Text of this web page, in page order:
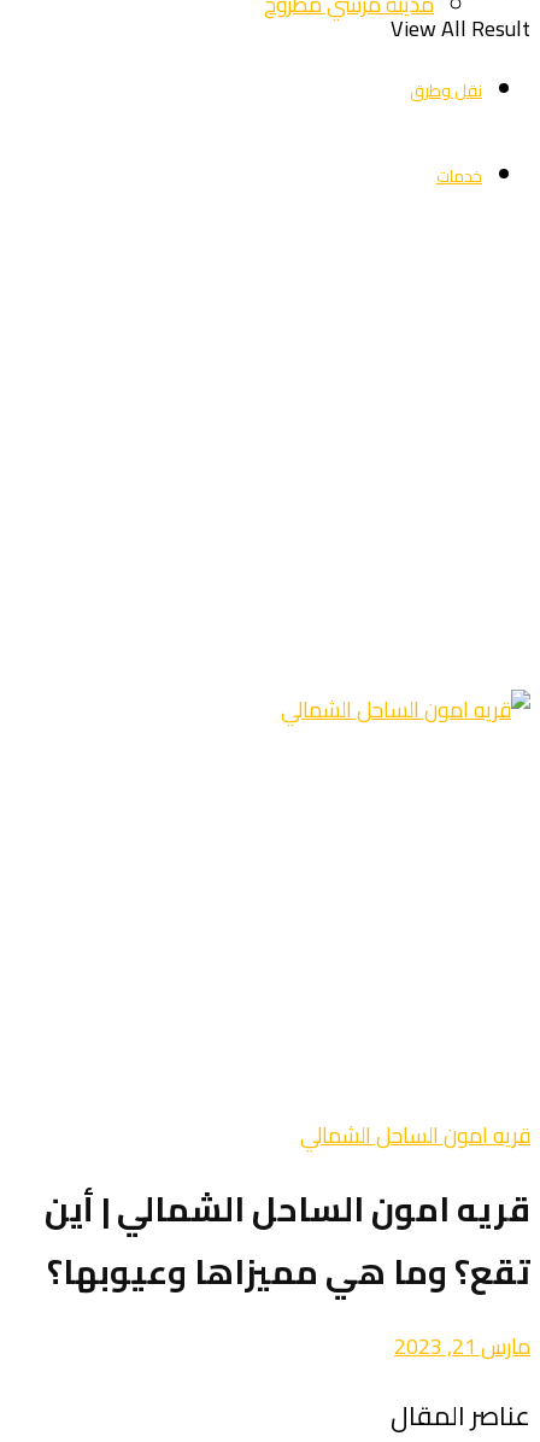
نقل وطرق
خدمات
View All Result
قريه امون الساحل الشمالي
قريه امون الساحل الشمالي | أين
تقع؟ وما هي مميزاها وعيوبها؟
مارس 21, 2023
عناصر المقال